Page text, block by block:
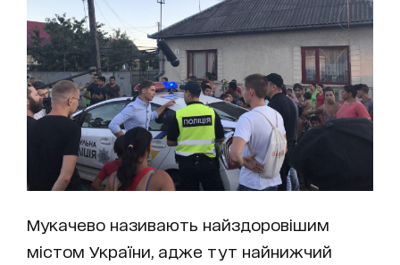
Мукачево називають найздоровішим
містом України, адже тут найнижчий